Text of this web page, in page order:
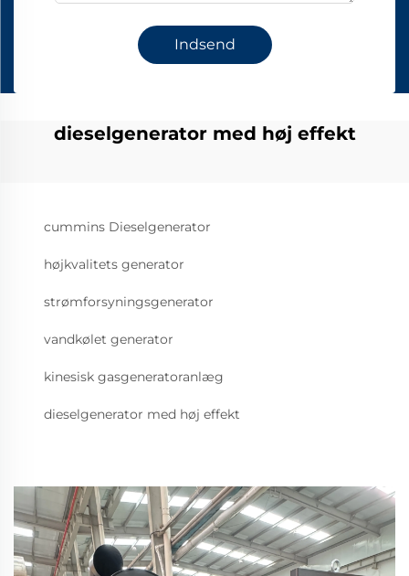
Indsend
dieselgenerator med høj effekt
cummins Dieselgenerator
højkvalitets generator
strømforsyningsgenerator
vandkølet generator
kinesisk gasgeneratoranlæg
dieselgenerator med høj effekt